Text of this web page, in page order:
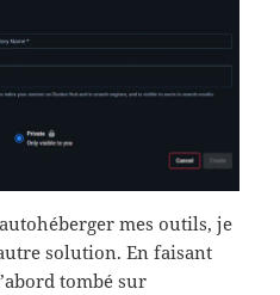
mes outils, je
solution. En faisant
tombé sur